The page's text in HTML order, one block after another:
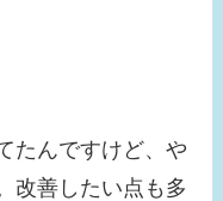
たんですけど、や
改善したい点も多